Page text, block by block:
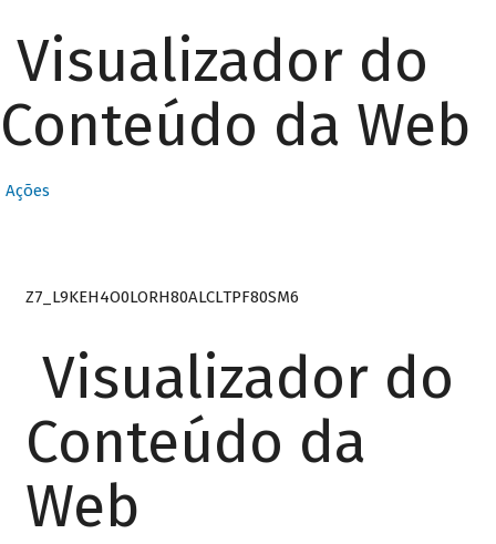
Visualizador do
Conteúdo da Web
Ações
Z7_L9KEH4O0LORH80ALCLTPF80SM6
Visualizador do
Conteúdo da
Web